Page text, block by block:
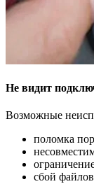
Не видит
Возможные
поломка
сбой